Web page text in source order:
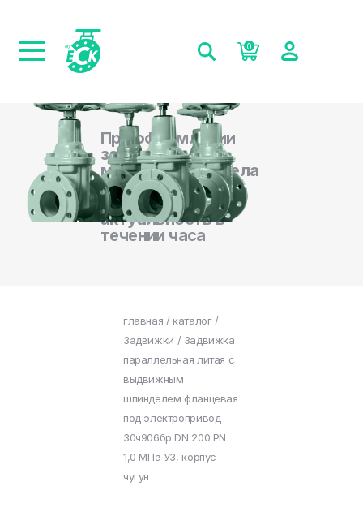
0
При оформлении
заказа на сайте,
менеджеры отдела
продаж
подтверждают
актуальность в
течении часа
главная / каталог/
Задвижки / Задвижка
параллельная литая с
выдвижным
шпинделем фланцевая
под электропривод
30ч906бр DN 200 PN
1,0 МПа У3, корпус
чугун